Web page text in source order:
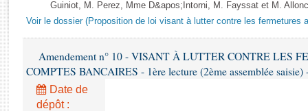
Rapports législatifs
Dossiers législatifs
Budget et sécurité sociale
Guiniot, M. Perez, Mme D&apos;Intorni, M. Fayssat et M.
Voir le dossier (Proposition de loi visant à lutter contre les fermetures
Amendement n° 10 - VISANT À LUTTER CONTRE LES
COMPTES BANCAIRES - 1ère lecture (2ème assemblée saisie)
Date de
dépôt :